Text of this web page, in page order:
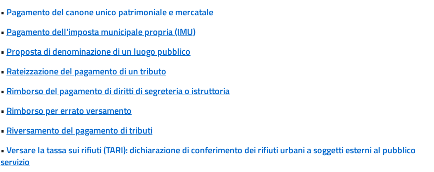
• Pagamento del canone unico patrimoniale e mercatale
• Pagamento dell'imposta municipale propria (IMU)
• Proposta di denominazione di un luogo pubblico
• Rateizzazione del pagamento di un tributo
• Rimborso del pagamento di diritti di segreteria o istruttoria
• Rimborso per errato versamento
• Riversamento del pagamento di tributi
•Versare la tassa sui rifiuti (TARI): dichiarazione di conferimento dei rifiuti urbani a soggetti esterni al pubblico
servizio